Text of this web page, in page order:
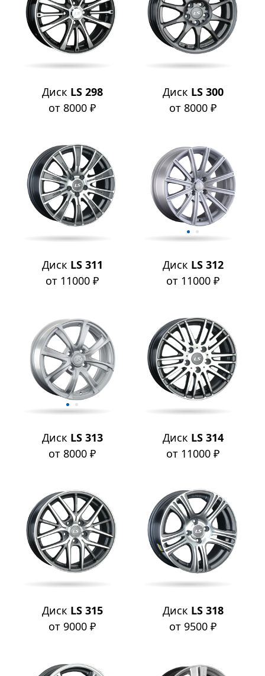
Диск LS 298
от 8000 ₽
Диск LS 300
от 8000 ₽
Диск LS 311
от 11000 ₽
Диск LS 312
от 11000 ₽
Диск LS 313
от 8000 ₽
Диск LS 314
от 11000 ₽
Диск LS 315
от 9000 ₽
Диск LS 318
от 9500 ₽